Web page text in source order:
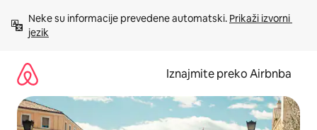
sadržaj
Neke su informacije prevedene automatski. Prikaži izvorni
jezik
Iznajmite preko Airbnba